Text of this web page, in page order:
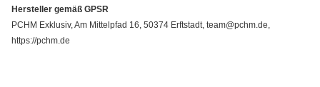
Hersteller gemäß GPSR
PCHM Exklusiv, Am Mittelpfad 16, 50374 Erftstadt, team@pchm.de,
https://pchm.de